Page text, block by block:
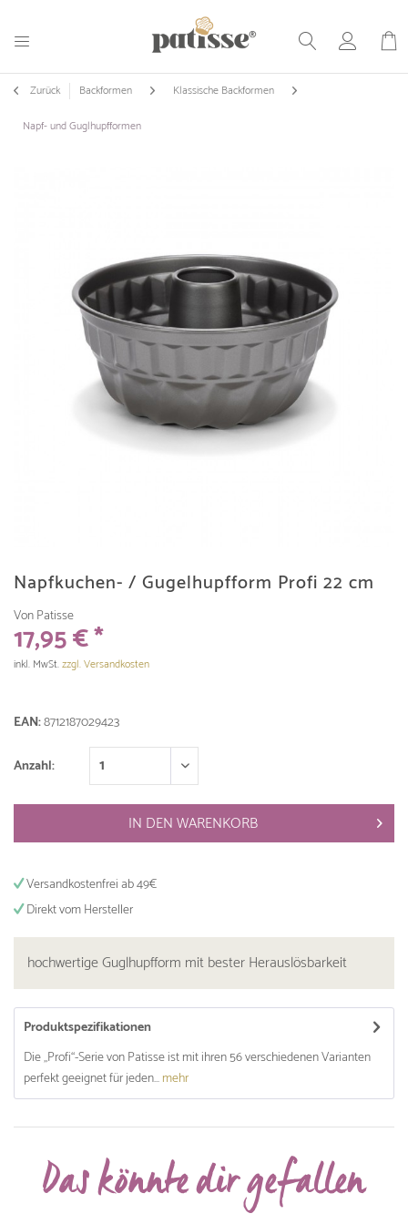
Zurück Backformen Klassische Backformen
Napf- und Guglhupfformen
Napfkuchen- / Gugelhupfform Profi 22 cm
Von Patisse
hochwertige Guglhupfform mit bester Herauslösbarkeit
17,95 € *
inkl. MwSt.zzgl. Versandkosten
EAN:8712187029423
Anzahl:
IN DENWARENKORB
Versandkostenfrei ab 49€
Direkt vom Hersteller
Produktspezifikationen
Die „Profi“-Serie von Patisse ist mit ihren 56 verschiedenen Varianten
perfekt geeignet für jeden...mehr
Das könnte dir gefallen